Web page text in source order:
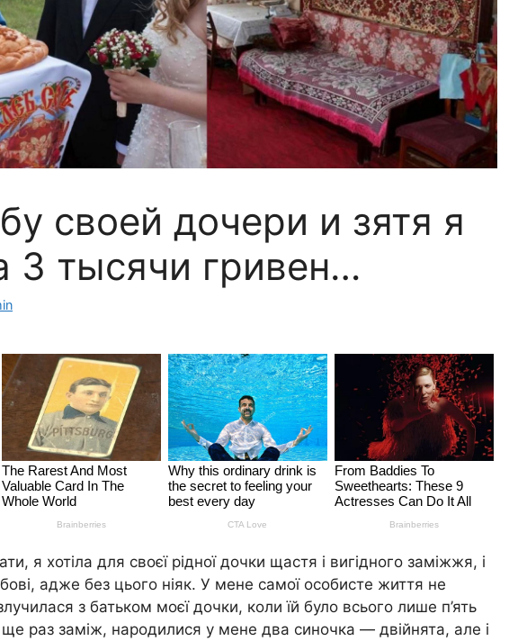
своей дочери и зятя я
3 тысячи гривен…
я хотіла для своєї рідної дочки щастя і вигідного заміжжя, і
адже без цього ніяк. У мене самої особисте життя не
з батьком моєї дочки, коли їй було всього лише п’ять
раз заміж, народилися у мене два синочка — двійнята, але і